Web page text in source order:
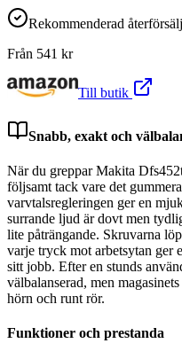
Rekommenderad
Från 541 kr
Till butik
Snabb, exakt och
När du greppar Makita
följsamt tack vare det
varvtalsregleringen ger en
surrande ljud är dovt men
lite påträngande. Skruvarna
varje tryck mot arbetsytan ger
sitt jobb. Efter en stunds
välbalanserad, men
hörn och runt rör.
Funktioner och prestanda